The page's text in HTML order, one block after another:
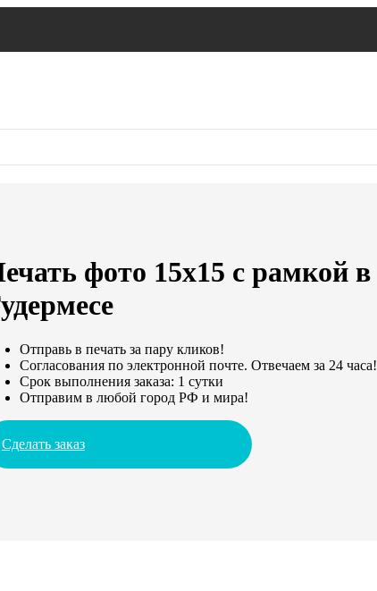
фото 15х15 с рамкой в
Отправь в печать за пару кликов!
Согласования по электронной почте. Отвечаем за 24 часа!
Срок выполнения заказа: 1 сутки
Отправим в любой город РФ и мира!
Сделать заказ